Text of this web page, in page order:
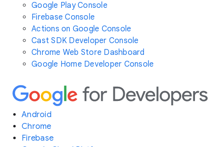
Google Play Console
Firebase Console
Actions on Google Console
Cast SDK Developer Console
Chrome Web Store Dashboard
Google Home Developer Console
Android
Chrome
Firebase